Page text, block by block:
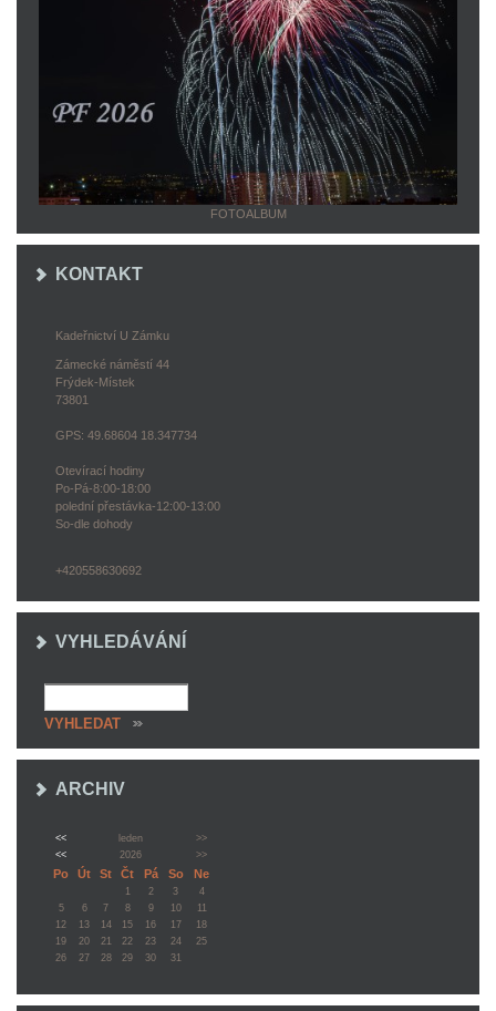
FOTOALBUM
KONTAKT
Kadeřnictví U Zámku
Zámecké náměstí 44
Frýdek-Místek
73801
GPS: 49.68604 18.347734
Otevírací hodiny
Po-Pá-8:00-18:00
polední přestávka-12:00-13:00
So-dle dohody
+420558630692
VYHLEDÁVÁNÍ
ARCHIV
<< leden
>>
<<
2026 >>
Po Út St Čt Pá So Ne
1 2 3
4
5
6 7 8 9 10
11
12
13 14 15 16 17
18
19
20 21 22 23 24
25
26
27 28 29 30 31